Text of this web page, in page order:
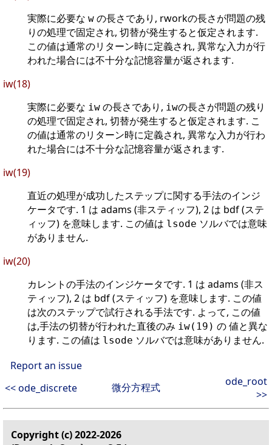
実際に必要な w の長さであり, rworkの長さが問題の残
りの処理で固定され, 切替が発生すると仮定されます.
この値は通常のリターン時に定義され, 異常な入力が行
われた場合には不十分な記憶容量が返されます.
iw(18)
実際に必要な iw の長さであり, iwの長さが問題の残り
の処理で固定され, 切替が発生すると仮定されます. こ
の値は通常のリターン時に定義され, 異常な入力が行わ
れた場合には不十分な記憶容量が返されます.
iw(19)
直近の処理が成功したステップに関する手法のインジ
ケータです. 1 は adams (非スティッフ), 2 は bdf (ステ
ィッフ) を意味します. この値は lsode ソルバでは意味
がありません.
iw(20)
カレントの手法のインジケータです. 1 は adams (非ス
ティッフ), 2 は bdf (スティッフ) を意味します. この値
は次のステップで試行される手法です. よって, この値
は,手法の切替が行われた直後のみ iw(19) の 値と異な
ります. この値は lsode ソルバでは意味がありません.
Report an issue
<< ode_discrete
微分方程式
ode_root
>>
Copyright (c) 2022-2026